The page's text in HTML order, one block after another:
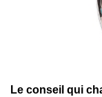
Le conseil qui